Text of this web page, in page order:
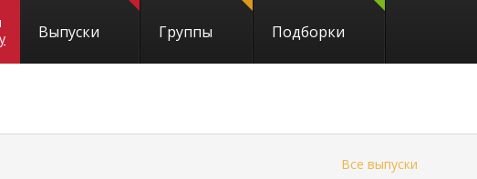
Выпуски Группы Подборки
Все выпуски